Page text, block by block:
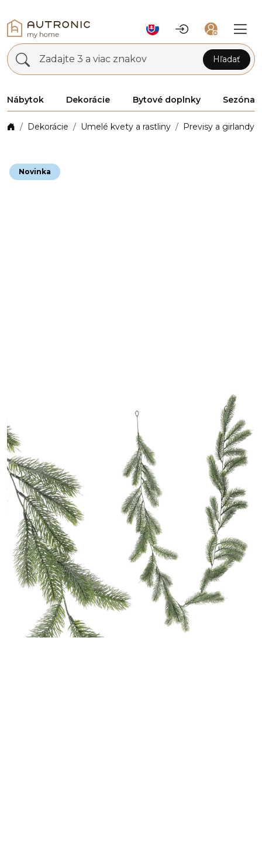
Zadajte 3 a viac znakov Hľadať
Nábytok Dekorácie Bytové doplnky Sezóna
Dekorácie Umelé kvety a rastliny Previsy a girlandy
Novinka